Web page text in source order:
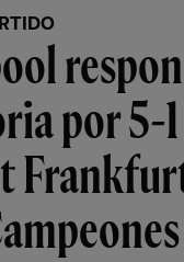
por 5-